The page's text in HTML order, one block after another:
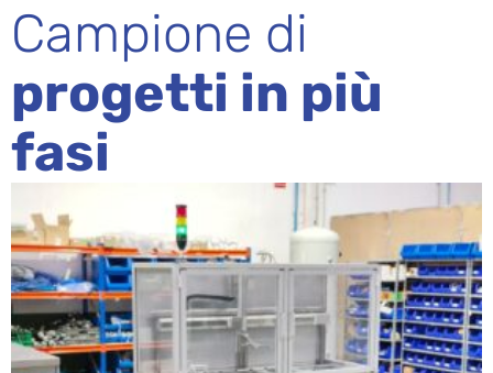
Campione di
progetti in più
fasi